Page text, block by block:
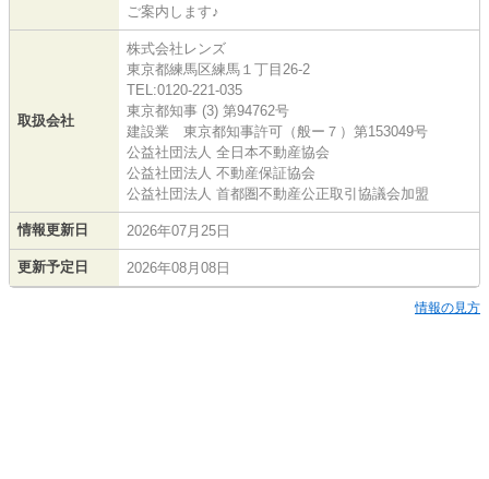
ご案内します♪
取扱会社
株式会社レンズ
東京都練馬区練馬１丁目26-2
TEL:0120-221-035
東京都知事 (3) 第94762号
建設業 東京都知事許可（般ー７）第153049号
公益社団法人 全日本不動産協会
公益社団法人 不動産保証協会
公益社団法人 首都圏不動産公正取引協議会加盟
情報更新日 2026年07月25日
更新予定日 2026年08月08日
情報の見方